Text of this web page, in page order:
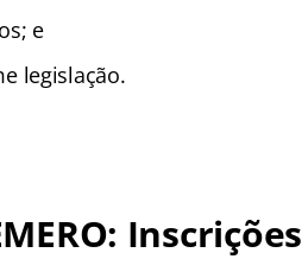
e
legislação.
Inscrições